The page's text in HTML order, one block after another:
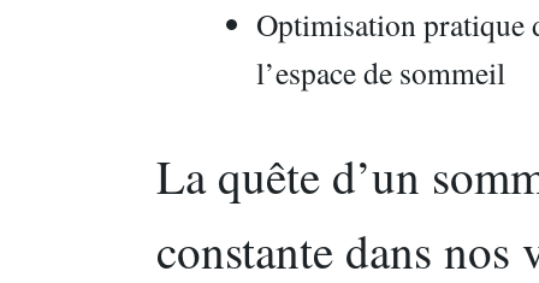
Optimisation pratique
l’espace de sommeil
La quête d’un
constante dans